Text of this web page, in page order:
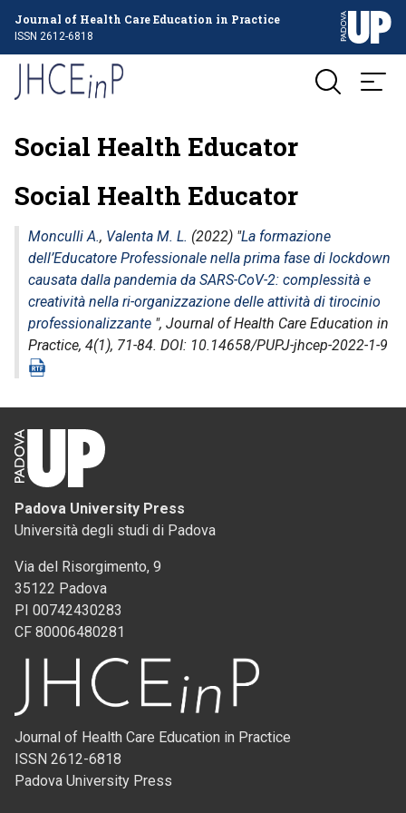
Journal of Health Care Education in Practice
ISSN 2612-6818
Social Health Educator
Social Health Educator
Monculli A., Valenta M. L. (2022) "La formazione
dell’Educatore Professionale nella prima fase di lockdown
causata dalla pandemia da SARS-CoV-2: complessità e
creatività nella ri-organizzazione delle attività di tirocinio
professionalizzante ", Journal of Health Care Education in
Practice, 4(1), 71-84. DOI: 10.14658/PUPJ-jhcep-2022-1-9
Padova University Press
Università degli studi di Padova
Via del Risorgimento, 9
35122 Padova
PI 00742430283
CF 80006480281
Journal of Health Care Education in Practice
ISSN 2612-6818
Padova University Press